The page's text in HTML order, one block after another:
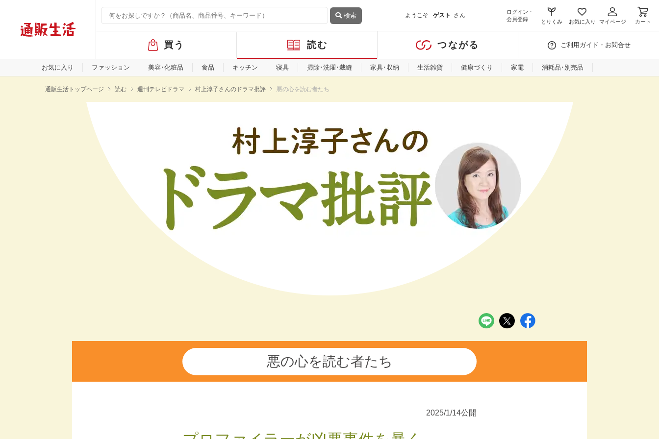
検索 ようこそ ゲスト さん
ログイン・
会員登録
とりくみ お気に入り マイページ カート
バ
ル
メ
買う 読む つながる ご利用ガイド・お問合せ
お気に入り ファッション 美容･化粧品 食品 キッチン 寝具 掃除･洗濯･裁縫 家具･収納 生活雑貨 健康づくり 家電 消耗品･別売品
通販生活トップページ 読む 週刊テレビドラマ 村上淳子さんのドラマ批評 悪の心を読む者たち
悪の心を読む者たち
2025/1/14公開